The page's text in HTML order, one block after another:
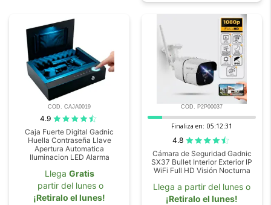
COD. CAJA0019
4.9
Caja Fuerte Digital Gadnic
Huella Contraseña Llave
Apertura Automatica
Iluminacion LED Alarma
Llega Gratis
partir del lunes o
¡Retiralo el lunes!
COD. P2P00037
Finaliza en: 05:12:29
4.8
Cámara de Seguridad Gadnic
SX37 Bullet Interior Exterior IP
WiFi Full HD Visión Nocturna
Llega a partir del lunes o
¡Retiralo el lunes!